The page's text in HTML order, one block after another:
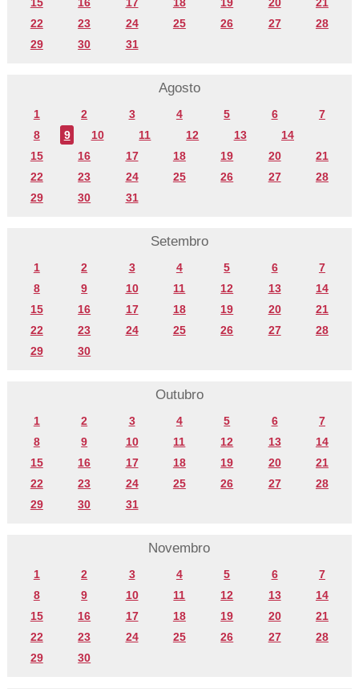
15 16 17 18 19 20
21
22
23 24 25 26 27
28
29
30 31
Agosto
1 2 3 4 5 6
7
8
9 10 11 12 13
14
15
16 17 18 19 20
21
22
23 24 25 26 27
28
29
30 31
Setembro
1 2 3 4 5 6
7
8
9 10 11 12 13
14
15
16 17 18 19 20
21
22
23 24 25 26 27
28
29
30
Outubro
1 2 3 4 5 6
7
8
9 10 11 12 13
14
15
16 17 18 19 20
21
22
23 24 25 26 27
28
29
30 31
Novembro
1 2 3 4 5 6
7
8
9 10 11 12 13
14
15
16 17 18 19 20
21
22
23 24 25 26 27
28
29
30